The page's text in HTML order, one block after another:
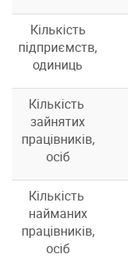
Кількість
підприємств,
одиниць
Кількість
зайнятих
працівників,
осіб
Кількість
найманих
працівників,
осіб